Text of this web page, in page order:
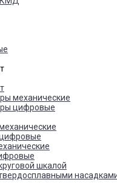
механические
цифровые
шкалой